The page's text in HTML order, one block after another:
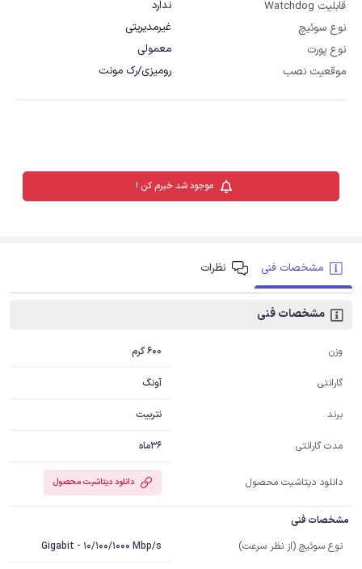
قابلیت Watchdog
ندارد
نوع سوئیچ
غیرمدیریتی
نوع پورت
معمولی
موقعیت نصب
رومیزی/رک مونت
موجود شد خبرم کن !
مشخصات فنی نظرات
مشخصات فنی
وزن 600 گرم
گارانتی آونگ
برند نتربیت
مدت گارانتی 36ماه
دانلود دیتاشیت محصول دانلود دیتاشیت محصول
مشخصات فنی
نوع سوئیچ (از نظر سرعت)
Gigabit - 10/100/1000 Mbp/s